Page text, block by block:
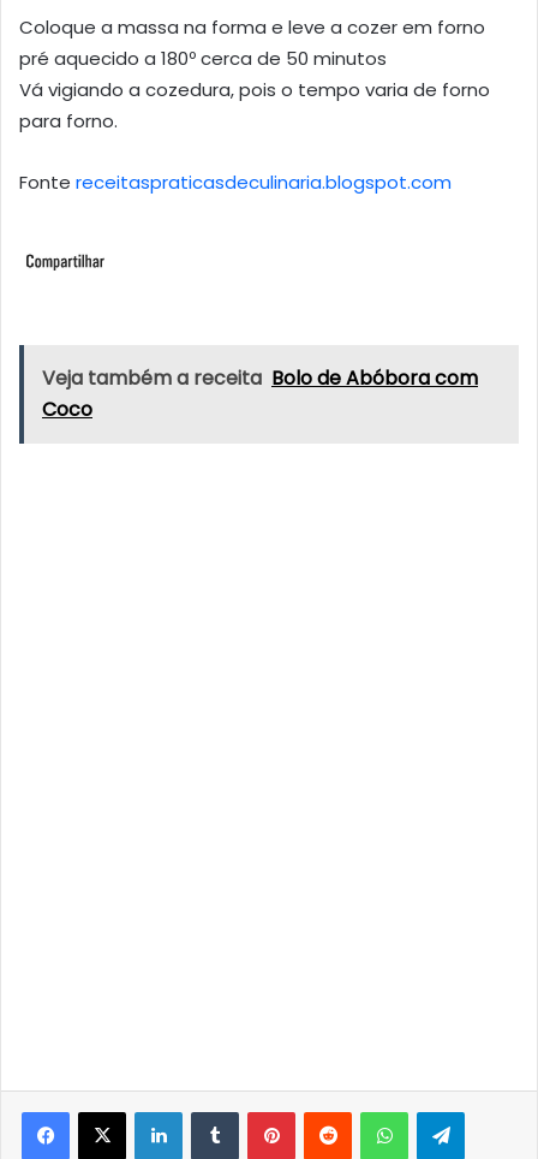
Coloque a massa na forma e leve a cozer em forno
pré aquecido a 180º cerca de 50 minutos
Vá vigiando a cozedura, pois o tempo varia de forno
para forno.
Fonte receitaspraticasdeculinaria.blogspot.com
Veja também a receita Bolo de Abóbora com
Coco
LinkedInTumblrPinterestReddit WhatsApp